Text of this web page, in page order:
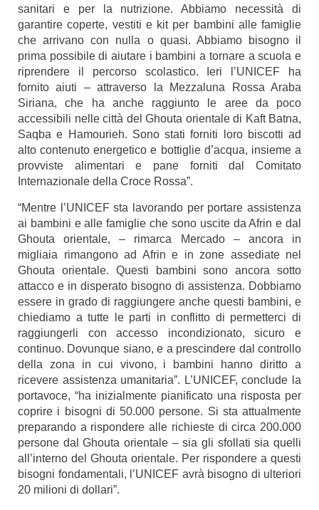
sanitari e per la nutrizione. Abbiamo necessità di
garantire coperte, vestiti e kit per bambini alle famiglie
che arrivano con nulla o quasi. Abbiamo bisogno il
prima possibile di aiutare i bambini a tornare a scuola e
riprendere il percorso scolastico. Ieri l’UNICEF ha
fornito aiuti – attraverso la Mezzaluna Rossa Araba
Siriana, che ha anche raggiunto le aree da poco
accessibili nelle città del Ghouta orientale di Kaft Batna,
Saqba e Hamourieh. Sono stati forniti loro biscotti ad
alto contenuto energetico e bottiglie d’acqua, insieme a
provviste alimentari e pane forniti dal Comitato
Internazionale della Croce Rossa”.
“Mentre l’UNICEF sta lavorando per portare assistenza
ai bambini e alle famiglie che sono uscite da Afrin e dal
Ghouta orientale, – rimarca Mercado – ancora in
migliaia rimangono ad Afrin e in zone assediate nel
Ghouta orientale. Questi bambini sono ancora sotto
attacco e in disperato bisogno di assistenza. Dobbiamo
essere in grado di raggiungere anche questi bambini, e
chiediamo a tutte le parti in conflitto di permetterci di
raggiungerli con accesso incondizionato, sicuro e
continuo. Dovunque siano, e a prescindere dal controllo
della zona in cui vivono, i bambini hanno diritto a
ricevere assistenza umanitaria”. L’UNICEF, conclude la
portavoce, “ha inizialmente pianificato una risposta per
coprire i bisogni di 50.000 persone. Si sta attualmente
preparando a rispondere alle richieste di circa 200.000
persone dal Ghouta orientale – sia gli sfollati sia quelli
all’interno del Ghouta orientale. Per rispondere a questi
bisogni fondamentali, l’UNICEF avrà bisogno di ulteriori
20 milioni di dollari”.